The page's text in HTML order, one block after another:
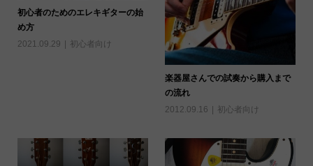
初心者のためのエレキギターの始
め方
2021.09.29
初心者向け
楽器屋さんでの試奏から購入まで
の流れ
2012.09.16
初心者向け